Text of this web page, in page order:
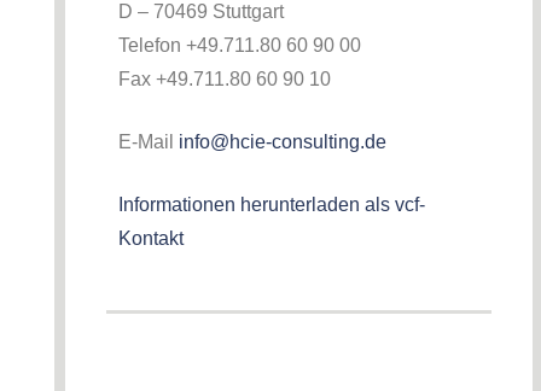
D – 70469 Stuttgart
Telefon +49.711.80 60 90 00
Fax +49.711.80 60 90 10
E-Mail info@hcie-consulting.de
Informationen herunterladen als vcf-
Kontakt